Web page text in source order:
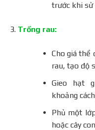
trước khi sử
Trồng rau:
Cho giá thể
rau, tạo độ
Gieo hạt
khoảng
Phủ một
hoặc cây